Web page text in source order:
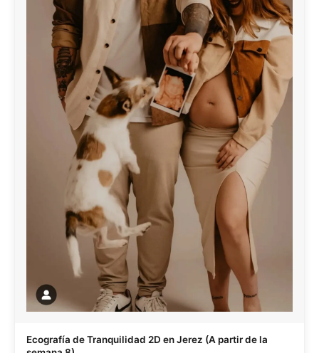
Ecografía de Tranquilidad 2D en Jerez (A partir de la